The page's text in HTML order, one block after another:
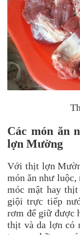
Các món ăn
lợn Mường
Với thịt lợn
món ăn như luộc,
móc mật hay
giội trực tiếp
rơm để giữ được
thịt và da lợn có